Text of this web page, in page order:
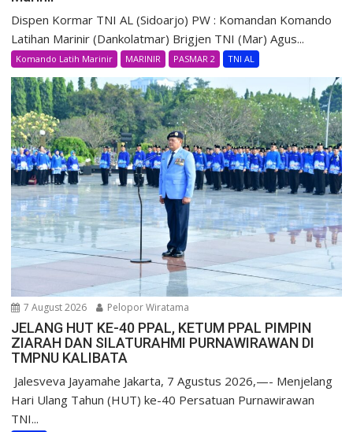
Dispen Kormar TNI AL (Sidoarjo) PW : Komandan Komando
Latihan Marinir (Dankolatmar) Brigjen TNI (Mar) Agus...
Komando Latih Marinir MARINIR PASMAR 2 TNI AL
7 August 2026 Pelopor Wiratama
JELANG HUT KE-40 PPAL, KETUM PPAL PIMPIN
ZIARAH DAN SILATURAHMI PURNAWIRAWAN DI
TMPNU KALIBATA
​ Jalesveva Jayamahe Jakarta, 7 Agustus 2026,—- Menjelang
Hari Ulang Tahun (HUT) ke-40 Persatuan Purnawirawan
TNI...